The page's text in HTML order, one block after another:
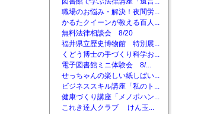
職場のお悩み・解決！夜間労...
かるたクイーンが教える百人...
無料法律相談会 8/20
福井県立歴史博物館 特別展...
くどう博士の手づくり科学お...
電子図書館ミニ体験会 8/...
せっちゃんの楽しい紙しばい...
ビジネススキル講座「私のト...
健康づくり講座「メノポハン...
これき達人クラブ けん玉...